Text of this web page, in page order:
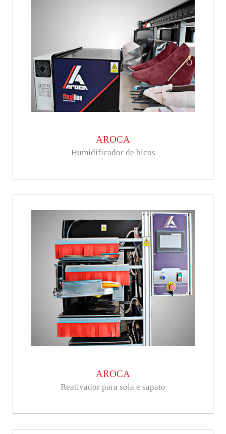
AROCA
Humidificador de bicos
AROCA
Reativador para sola e sapato